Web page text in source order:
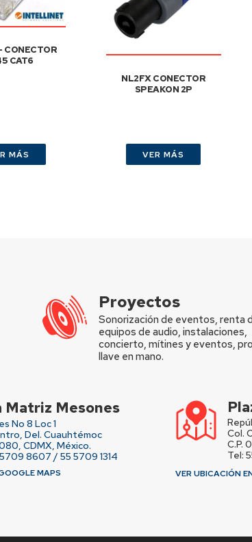
CAT6
MÁS
NL2FX CONECTOR
SPEAKON 2P
VER MÁS
Proyectos
Sonorización de eventos, renta
equipos de audio, instalaciones,
concierto, mítines y eventos,
llave en mano.
Matriz Mesones
No 8 Loc 1
Del. Cuauhtémoc
CDMX, México.
8607 / 55 5709 1314
MAPS
Col.
C.P.
Tel:
VER UBICACIÓN